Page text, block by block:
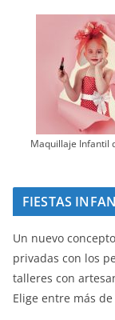
Maquillaje Infantil
FIESTAS
Un nuevo
privadas con los
talleres con
Elige entre más